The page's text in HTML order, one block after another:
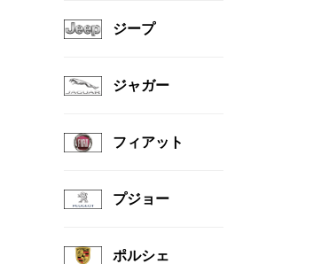
ジープ
ジャガー
フィアット
プジョー
ポルシェ